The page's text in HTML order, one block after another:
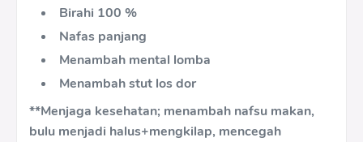
Birahi 100 %
Nafas panjang
Menambah mental lomba
Menambah stut los dor
**Menjaga kesehatan; menambah nafsu makan,
bulu menjadi halus+mengkilap, mencegah